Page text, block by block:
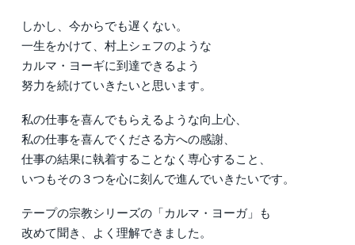
しかし、今からでも遅くない。
一生をかけて、村上シェフのような
カルマ・ヨーギに到達できるよう
努力を続けていきたいと思います。
私の仕事を喜んでもらえるような向上心、
私の仕事を喜んでくださる方への感謝、
仕事の結果に執着することなく専心すること、
いつもその３つを心に刻んで進んでいきたいです。
テープの宗教シリーズの「カルマ・ヨーガ」も
改めて聞き、よく理解できました。